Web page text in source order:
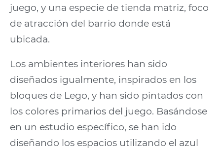
juego, y una especie de tienda matriz, foco
de atracción del barrio donde está
ubicada.
Los ambientes interiores han sido
diseñados igualmente, inspirados en los
bloques de Lego, y han sido pintados con
los colores primarios del juego. Basándose
en un estudio específico, se han ido
diseñando los espacios utilizando el azul